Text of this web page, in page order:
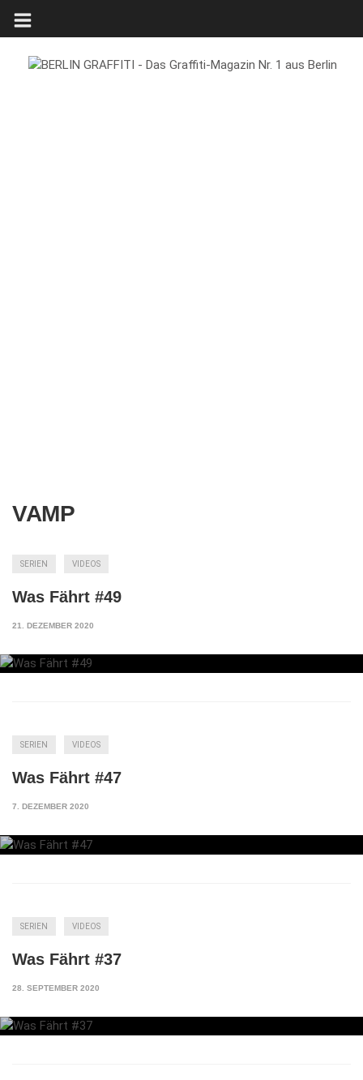
VAMP
SERIEN VIDEOS
Was Fährt #49
21. DEZEMBER 2020
SERIEN VIDEOS
Was Fährt #47
7. DEZEMBER 2020
SERIEN VIDEOS
Was Fährt #37
28. SEPTEMBER 2020